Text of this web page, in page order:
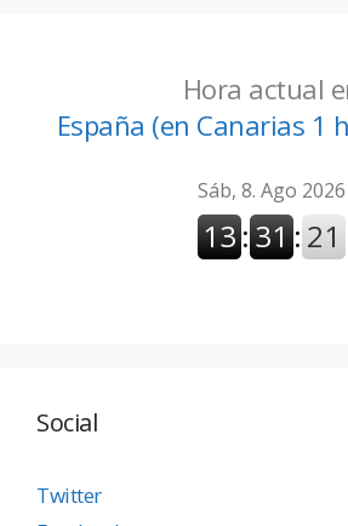
Hora actual
España (en Canarias 1
Social
Twitter